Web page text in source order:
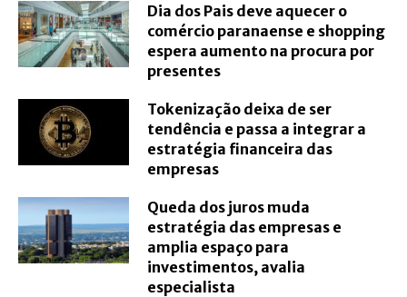
Dia dos Pais deve aquecer o
comércio paranaense e shopping
espera aumento na procura por
presentes
Tokenização deixa de ser
tendência e passa a integrar a
estratégia financeira das
empresas
Queda dos juros muda
estratégia das empresas e
amplia espaço para
investimentos, avalia
especialista